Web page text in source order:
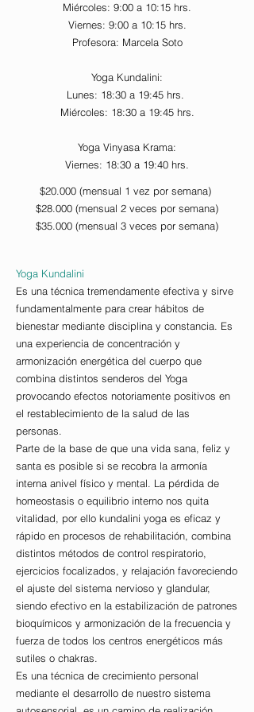
Miércoles: 9:00 a 10:15 hrs.
Viernes: 9:00 a 10:15 hrs.
Profesora: Marcela Soto
Yoga Kundalini:
Lunes: 18:30 a 19:45 hrs.
Miércoles: 18:30 a 19:45 hrs.
Yoga Vinyasa Krama:
Viernes: 18:30 a 19:40 hrs.
$20.000 (mensual 1 vez por semana)
$28.000 (mensual 2 veces por semana)
$35.000 (mensual 3 veces por semana)
Yoga Kundalini
Es una técnica tremendamente efectiva y sirve
fundamentalmente para crear hábitos de
bienestar mediante disciplina y constancia. Es
una experiencia de concentración y
armonización energética del cuerpo que
combina distintos senderos del Yoga
provocando efectos notoriamente positivos en
el restablecimiento de la salud de las
personas.
Parte de la base de que una vida sana, feliz y
santa es posible si se recobra la armonía
interna anivel físico y mental. La pérdida de
homeostasis o equilibrio interno nos quita
vitalidad, por ello kundalini yoga es eficaz y
rápido en procesos de rehabilitación, combina
distintos métodos de control respiratorio,
ejercicios focalizados, y relajación favoreciendo
el ajuste del sistema nervioso y glandular,
siendo efectivo en la estabilización de patrones
bioquímicos y armonización de la frecuencia y
fuerza de todos los centros energéticos más
sutiles o chakras.
Es una técnica de crecimiento personal
mediante el desarrollo de nuestro sistema